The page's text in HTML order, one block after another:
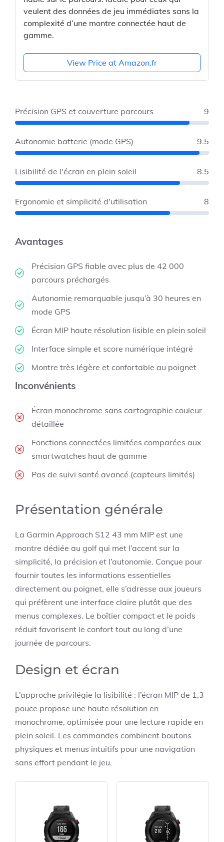
veulent des données de jeu immédiates sans la
complexité d’une montre connectée haut de
gamme.
View Price at Amazon.fr
Précision GPS et couverture parcours 9
Autonomie batterie (mode GPS) 9.5
Lisibilité de l'écran en plein soleil 8.5
Ergonomie et simplicité d'utilisation 8
Avantages
Précision GPS fiable avec plus de 42 000
parcours préchargés
Autonomie remarquable jusqu’à 30 heures en
mode GPS
Écran MIP haute résolution lisible en plein soleil
Interface simple et score numérique intégré
Montre très légère et confortable au poignet
Inconvénients
Écran monochrome sans cartographie couleur
détaillée
Fonctions connectées limitées comparées aux
smartwatches haut de gamme
Pas de suivi santé avancé (capteurs limités)
Présentation générale
La Garmin Approach S12 43 mm MIP est une
montre dédiée au golf qui met l’accent sur la
simplicité, la précision et l’autonomie. Conçue pour
fournir toutes les informations essentielles
directement au poignet, elle s’adresse aux joueurs
qui préfèrent une interface claire plutôt que des
menus complexes. Le boîtier compact et le poids
réduit favorisent le confort tout au long d’une
journée de parcours.
Design et écran
L’approche privilégie la lisibilité : l’écran MIP de 1,3
pouce propose une haute résolution en
monochrome, optimisée pour une lecture rapide en
plein soleil. Les commandes combinent boutons
physiques et menus intuitifs pour une navigation
sans effort pendant le jeu.